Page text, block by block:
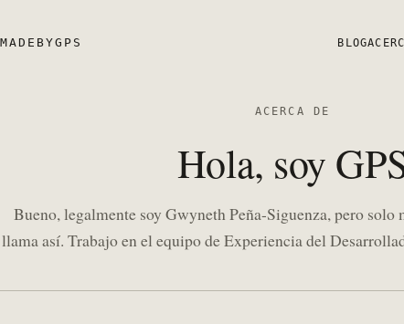
MADEBYGPS BLOG
ACERCA DE
Hola, soy
Bueno, legalmente soy Gwyneth Peña-Siguenza, pero solo
llama así. Trabajo en el equipo de Experiencia del